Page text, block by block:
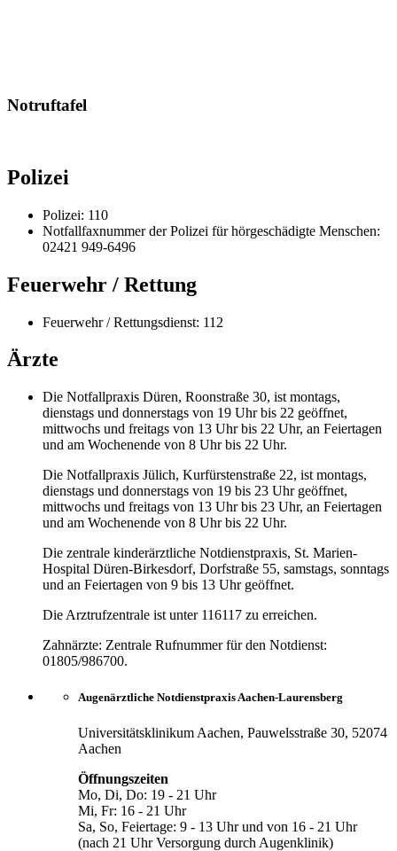
Notruftafel
Polizei
Polizei: 110
Notfallfaxnummer der Polizei für hörgeschädigte Menschen:
02421 949-6496
Feuerwehr / Rettung
Feuerwehr / Rettungsdienst: 112
Ärzte
Die Notfallpraxis Düren, Roonstraße 30, ist montags,
dienstags und donnerstags von 19 Uhr bis 22 geöffnet,
mittwochs und freitags von 13 Uhr bis 22 Uhr, an Feiertagen
und am Wochenende von 8 Uhr bis 22 Uhr.
Die Notfallpraxis Jülich, Kurfürstenstraße 22, ist montags,
dienstags und donnerstags von 19 bis 23 Uhr geöffnet,
mittwochs und freitags von 13 Uhr bis 23 Uhr, an Feiertagen
und am Wochenende von 8 Uhr bis 22 Uhr.
Die zentrale kinderärztliche Notdienstpraxis, St. Marien-
Hospital Düren-Birkesdorf, Dorfstraße 55, samstags, sonntags
und an Feiertagen von 9 bis 13 Uhr geöffnet.
Die Arztrufzentrale ist unter 116117 zu erreichen.
Zahnärzte: Zentrale Rufnummer für den Notdienst:
01805/986700.
Augenärztliche Notdienstpraxis Aachen-Laurensberg
Universitätsklinikum Aachen, Pauwelsstraße 30, 52074
Aachen
Öffnungszeiten
Mo, Di, Do: 19 - 21 Uhr
Mi, Fr: 16 - 21 Uhr
Sa, So, Feiertage: 9 - 13 Uhr und von 16 - 21 Uhr
(nach 21 Uhr Versorgung durch Augenklinik)